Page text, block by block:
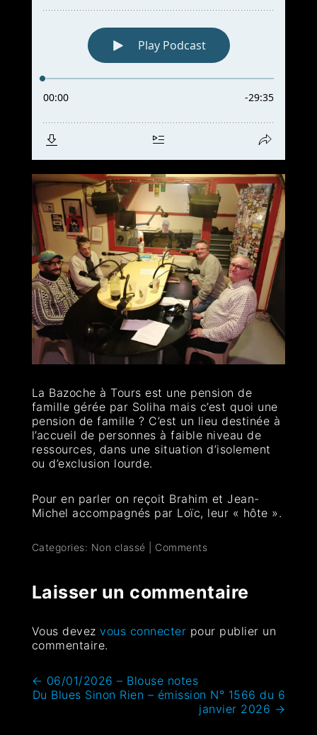
La Bazoche à Tours est une pension de
famille gérée par Soliha mais c’est quoi une
pension de famille ? C’est un lieu destinée à
l’accueil de personnes à faible niveau de
ressources, dans une situation d’isolement
ou d’exclusion lourde.
Pour en parler on reçoit Brahim et Jean-
Michel accompagnés par Loïc, leur « hôte ».
Categories: Non classé Comments
Laisser un commentaire
Vous devezvous connecter pour publier un
commentaire.
← 06/01/2026 – Blouse notes
Du Blues Sinon Rien – émission N° 1566 du 6
janvier 2026 →